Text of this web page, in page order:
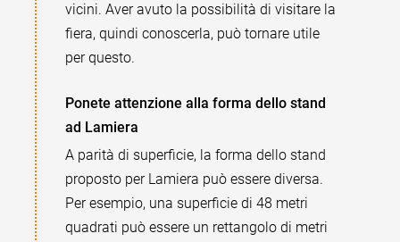
vicini. Aver avuto la possibilità di visitare la
fiera, quindi conoscerla, può tornare utile
per questo.
Ponete attenzione alla forma dello stand
ad Lamiera
A parità di superficie, la forma dello stand
proposto per Lamiera può essere diversa.
Per esempio, una superficie di 48 metri
quadrati può essere un rettangolo di metri